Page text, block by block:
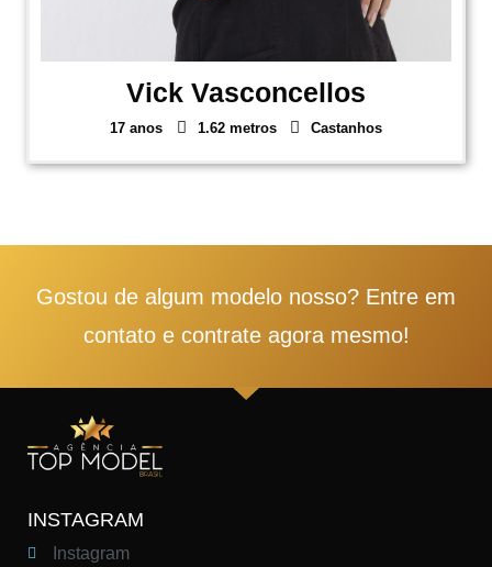
Vick Vasconcellos
17 anos 1.62 metros Castanhos
Gostou de algum modelo nosso? Entre em
contato e contrate agora mesmo!
INSTAGRAM
Instagram